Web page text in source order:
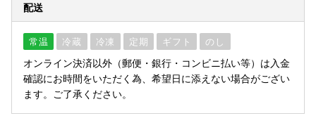
配送
常温 冷蔵 冷凍 定期 ギフト のし
オンライン決済以外（郵便・銀行・コンビニ払い等）は入金
確認にお時間をいただく為、希望日に添えない場合がござい
ます。ご了承ください。